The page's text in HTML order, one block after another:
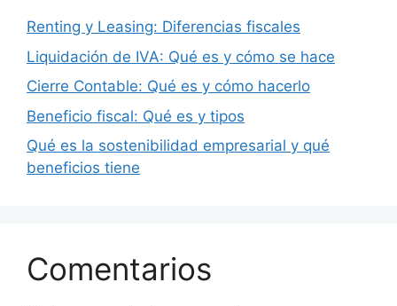
Renting y Leasing: Diferencias fiscales
Liquidación de IVA: Qué es y cómo se hace
Cierre Contable: Qué es y cómo hacerlo
Beneficio fiscal: Qué es y tipos
Qué es la sostenibilidad empresarial y qué
beneficios tiene
Comentarios